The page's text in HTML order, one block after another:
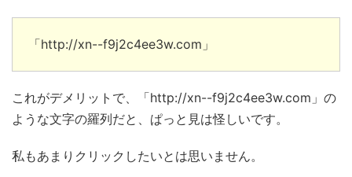
「http://xn--f9j2c4ee3w.com」
これがデメリットで、「http://xn--f9j2c4ee3w.com」の
ような文字の羅列だと、ぱっと見は怪しいです。
私もあまりクリックしたいとは思いません。